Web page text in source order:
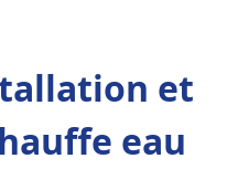
et
eau